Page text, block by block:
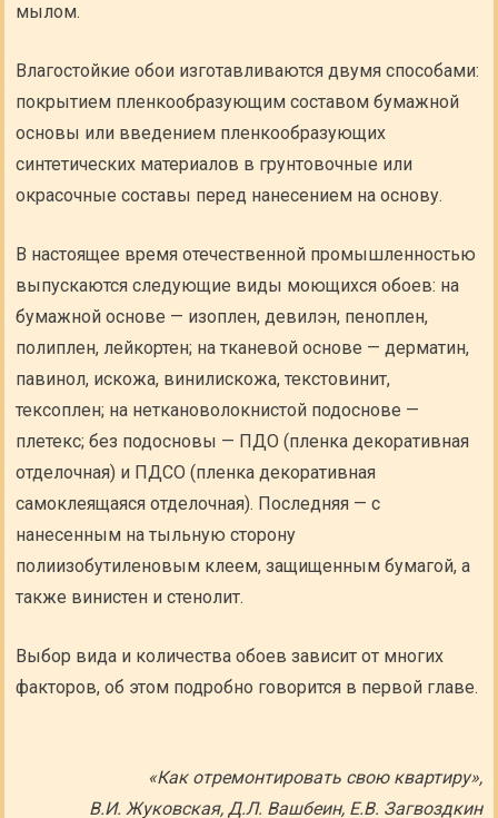
мылом.
Влагостойкие обои изготавливаются двумя способами:
покрытием пленкообразующим составом бумажной
основы или введением пленкообразующих
синтетических материалов в грунтовочные или
окрасочные составы перед нанесением на основу.
В настоящее время отечественной промышленностью
выпускаются следующие виды моющихся обоев: на
бумажной основе — изоплен, девилэн, пеноплен,
полиплен, лейкортен; на тканевой основе — дерматин,
павинол, искожа, винилискожа, текстовинит,
тексоплен; на неткановолокнистой подоснове —
плетекс; без подосновы — ПДО (пленка декоративная
отделочная) и ПДСО (пленка декоративная
самоклеящаяся отделочная). Последняя — с
нанесенным на тыльную сторону
полиизобутиленовым клеем, защищенным бумагой, а
также винистен и стенолит.
Выбор вида и количества обоев зависит от многих
факторов, об этом подробно говорится в первой главе.
«Как отремонтировать свою квартиру»,
В.И. Жуковская, Д.Л. Вашбеин, Е.В. Загвоздкин